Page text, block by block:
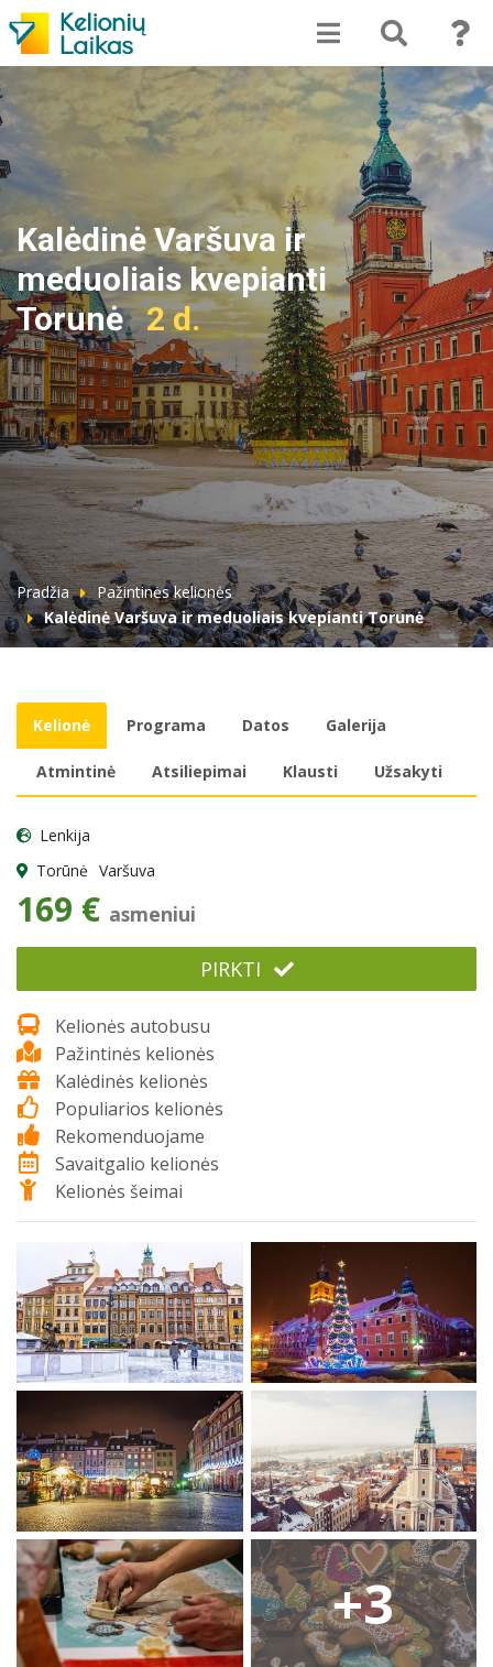
Kalėdinė Varšuva ir
meduoliais kvepianti
Torunė 2 d.
Pradžia
Pažintinės kelionės
Kalėdinė Varšuva ir meduoliais kvepianti Torunė
Kelionė Programa Datos Galerija
Atmintinė Atsiliepimai Klausti Užsakyti
Lenkija
Torūnė Varšuva
169 € asmeniui
PIRKTI
Kelionės autobusu
Pažintinės kelionės
Kalėdinės kelionės
Populiarios kelionės
Rekomenduojame
Savaitgalio kelionės
Kelionės šeimai
+3